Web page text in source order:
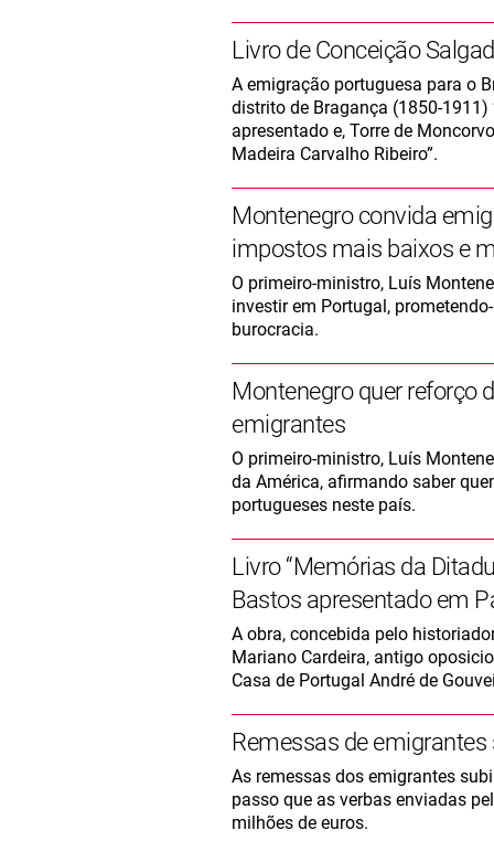
Livro de Conceição
A emigração portuguesa para o
distrito de Bragança (1850-
apresentado e, Torre de
Madeira Carvalho Ribeiro”.
Montenegro convida
impostos mais baixos e
O primeiro-ministro, Luís
investir em Portugal,
burocracia.
Montenegro quer reforço
emigrantes
O primeiro-ministro, Luís
da América, afirmando saber
portugueses neste país.
Livro “Memórias da
Bastos apresentado em
A obra, concebida pelo
Mariano Cardeira, antigo
Casa de Portugal André de
Remessas de
As remessas dos emigrantes
passo que as verbas enviadas
milhões de euros.